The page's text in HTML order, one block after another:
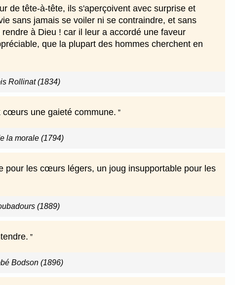
de tête-à-tête, ils s'aperçoivent avec surprise et
sans jamais se voiler ni se contraindre, et sans
à Dieu ! car il leur a accordé une faveur
que la plupart des hommes cherchent en
Rollinat (1834)
cœurs une gaieté commune.
la morale (1794)
pour les cœurs légers, un joug insupportable pour les
(1889)
Bodson (1896)